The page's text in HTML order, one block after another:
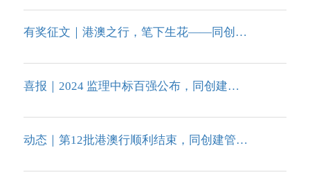
有奖征文｜港澳之行，笔下生花——同创&同达第四届有奖征文活动开启！
喜报｜2024 监理中标百强公布，同创建管喜获佳绩！四川省前五、全国第九
动态｜第12批港澳行顺利结束，同创建管&同达建设2024年度员工旅行圆满收官